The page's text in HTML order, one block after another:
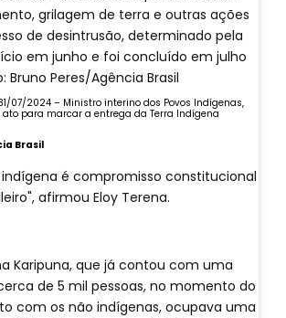
07/2024 – Ministro interino dos Povos Indígenas,
ato para marcar a entrega da Terra Indígena
Brasil
é compromisso constitucional
afirmou Eloy Terena.
Karipuna, que já contou com uma
de 5 mil pessoas, no momento do
com os não indígenas, ocupava uma